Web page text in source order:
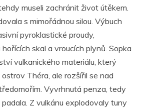
museli zachránit život útěkem.
s mimořádnou silou. Výbuch
pyroklastické proudy,
skal a vroucích plynů. Sopka
vulkanického materiálu, který
Théra, ale rozšířil se nad
Vyvrhnutá penza, tedy
Z vulkánu explodovaly tuny